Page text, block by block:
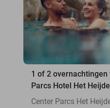
1 of 2
Parcs Hotel Het
Center Parcs Het